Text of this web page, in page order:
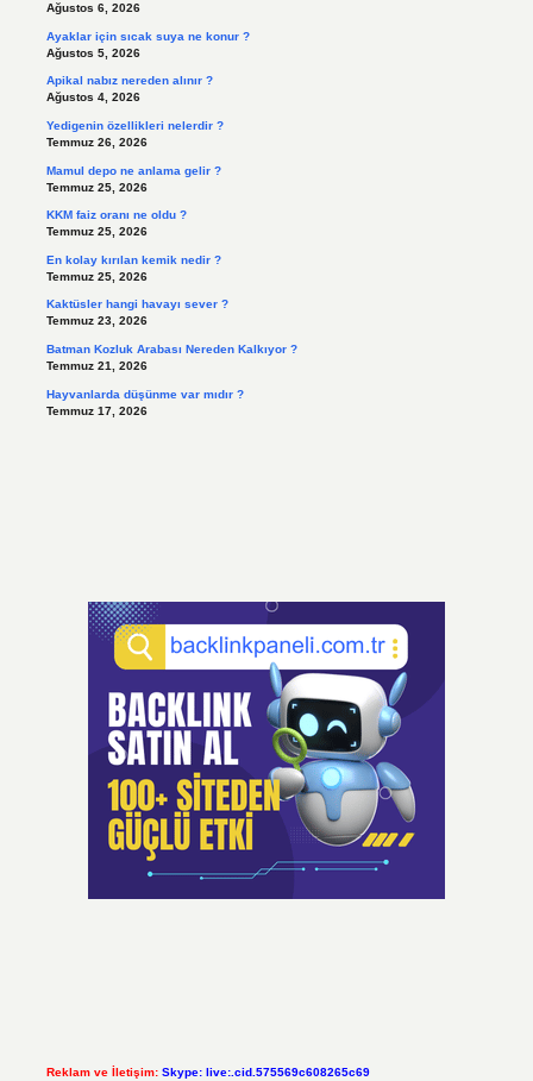
Ağustos 6, 2026
Ayaklar için sıcak suya ne konur ?
Ağustos 5, 2026
Apikal nabız nereden alınır ?
Ağustos 4, 2026
Yedigenin özellikleri nelerdir ?
Temmuz 26, 2026
Mamul depo ne anlama gelir ?
Temmuz 25, 2026
KKM faiz oranı ne oldu ?
Temmuz 25, 2026
En kolay kırılan kemik nedir ?
Temmuz 25, 2026
Kaktüsler hangi havayı sever ?
Temmuz 23, 2026
Batman Kozluk Arabası Nereden Kalkıyor ?
Temmuz 21, 2026
Hayvanlarda düşünme var mıdır ?
Temmuz 17, 2026
Reklam ve İletişim: Skype: live:.cid.575569c608265c69